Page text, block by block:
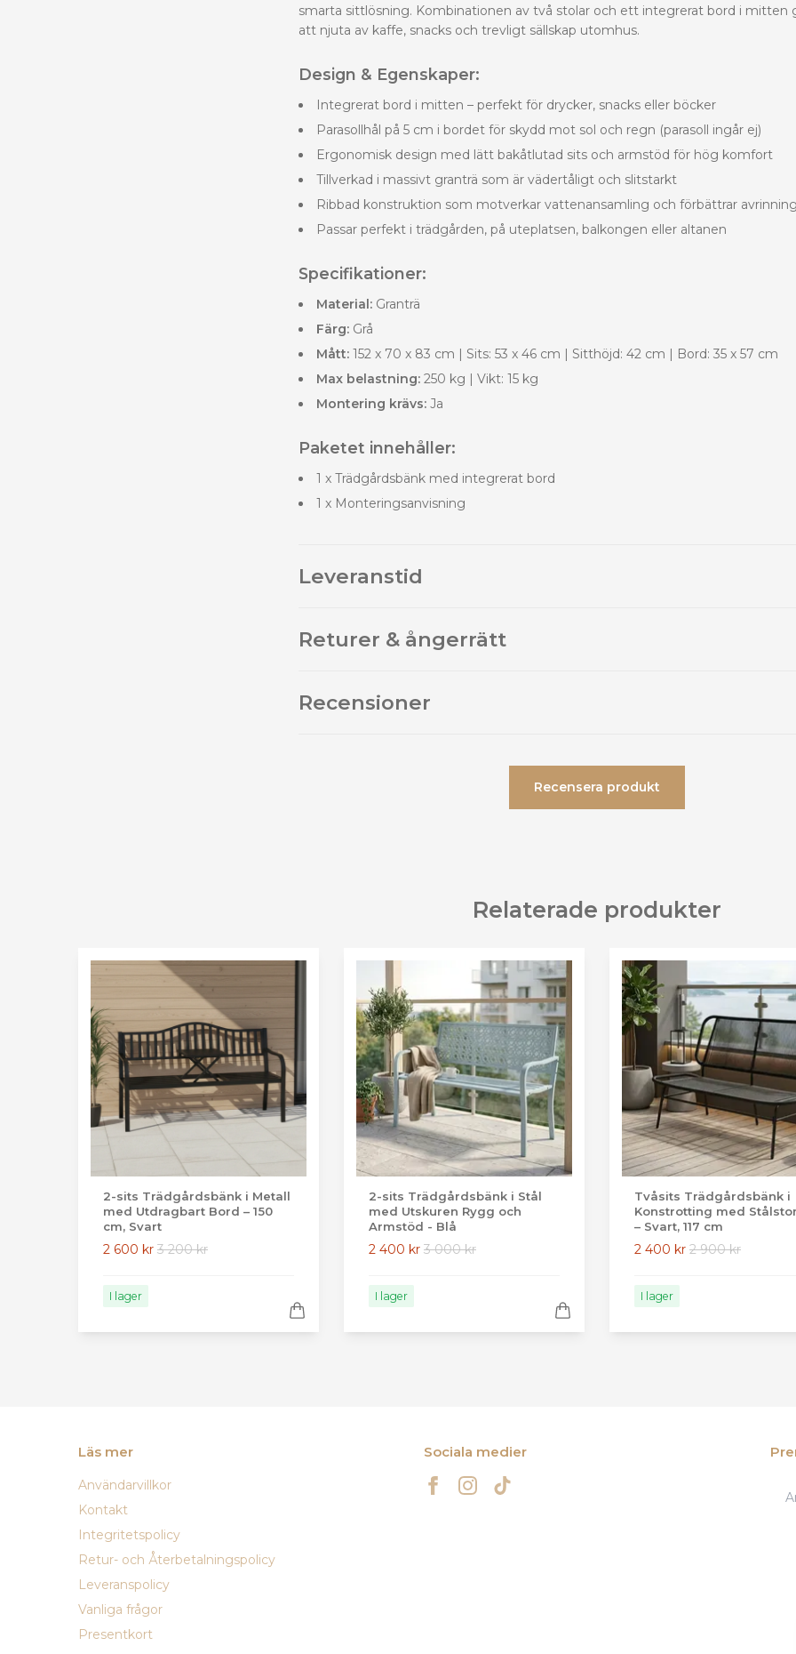
smarta sittlösning. Kombinationen av två stolar och ett integrerat bord i mitten
att njuta av kaffe, snacks och trevligt sällskap utomhus.
Design & Egenskaper:
Integrerat bord i mitten – perfekt för drycker, snacks eller böcker
Parasollhål på 5 cm i bordet för skydd mot sol och regn (parasoll ingår ej)
Ergonomisk design med lätt bakåtlutad sits och armstöd för hög komfort
Tillverkad i massivt granträ som är vädertåligt och slitstarkt
Ribbad konstruktion som motverkar vattenansamling och förbättrar
Passar perfekt i trädgården, på uteplatsen, balkongen eller altanen
Specifikationer:
Material: Granträ
Färg: Grå
Mått: 152 x 70 x 83 cm | Sits: 53 x 46 cm | Sitthöjd: 42 cm | Bord: 35 x 57 cm
Max belastning: 250 kg | Vikt: 15 kg
Montering krävs: Ja
Paketet innehåller:
1 x Trädgårdsbänk med integrerat bord
1 x Monteringsanvisning
Leveranstid
Returer & ångerrätt
Recensioner
Recensera produkt
Relaterade produkter
2-sits Trädgårdsbänk i Metall
med Utdragbart Bord – 150
cm, Svart
2 600 kr 3 200 kr
I lager
2-sits Trädgårdsbänk i Stål
med Utskuren Rygg och
Armstöd - Blå
2 400 kr 3 000 kr
I lager
Tvåsits Trädgårdsbänk i
Konstrotting med
– Svart, 117 cm
2 400 kr 2 900 kr
I lager
Läs mer
Användarvillkor
Kontakt
Integritetspolicy
Retur- och Återbetalningspolicy
Leveranspolicy
Vanliga frågor
Presentkort
Sociala medier